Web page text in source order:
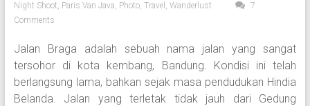
Night Shoot, Paris Van Java, Photo, Travel , Wanderlust
7
Comments
Jalan Braga adalah sebuah nama jalan yang sangat
tersohor di kota kembang, Bandung. Kondisi ini telah
berlangsung lama, bahkan sejak masa pendudukan Hindia
Belanda. Jalan yang terletak tidak jauh dari Gedung